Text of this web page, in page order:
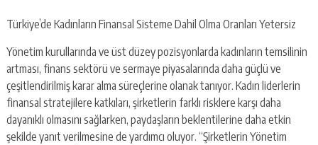
Türkiye’de Kadınların Finansal Sisteme Dahil Olma Oranları Yetersiz
Yönetim kurullarında ve üst düzey pozisyonlarda kadınların temsilinin
artması, finans sektörü ve sermaye piyasalarında daha güçlü ve
çeşitlendirilmiş karar alma süreçlerine olanak tanıyor. Kadın liderlerin
finansal stratejilere katkıları, şirketlerin farklı risklere karşı daha
dayanıklı olmasını sağlarken, paydaşların beklentilerine daha etkin
şekilde yanıt verilmesine de yardımcı oluyor. “Şirketlerin Yönetim